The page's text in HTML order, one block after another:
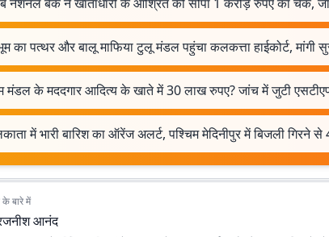
का पत्थर और बालू माफिया टुलू मंडल पहुंचा कलकत्ता हाईकोर्ट, मांगी
मंडल के मददगार आदित्य के खाते में 30 लाख रुपए? जांच में जुटी
में भारी बारिश का ऑरेंज अलर्ट, पश्चिम मेदिनीपुर में बिजली गिरने से
बारे में
आनंद